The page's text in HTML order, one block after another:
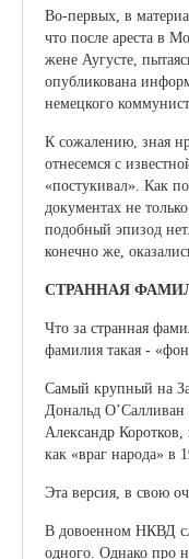
Во-первых, в
что после ареста в
жене Аугусте,
опубликована
немецкого
К сожалению, зная
отнесемся с
«постукивал». Как
документах не
подобный эпизод
конечно же,
СТРАННАЯ
Что за странная
фамилия такая -
Самый крупный на
Дональд O’Салливан
Александр
как «враг народа» в
Эта версия, в свою
В довоенном НКВД
одного. Однако про